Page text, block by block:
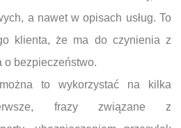
a nawet w opisach usług. To
klienta, że ma do czynienia z
o bezpieczeństwo.
to wykorzystać na kilka
frazy związane z